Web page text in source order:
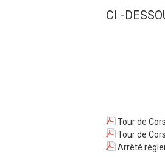
CI -
Tour de
Tour de
Arrêté